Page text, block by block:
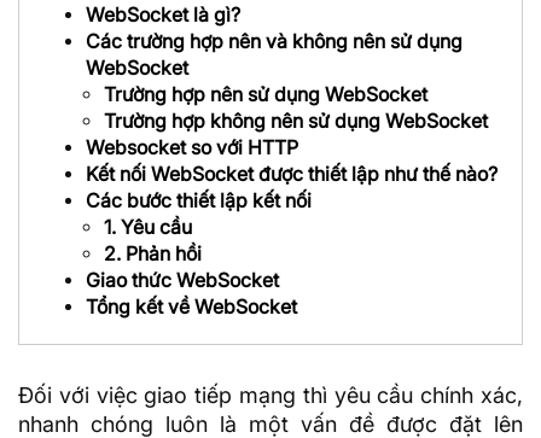
WebSocket là gì?
Các trường hợp nên và không nên sử dụng
WebSocket
Trường hợp nên sử dụng WebSocket
Trường hợp không nên sử dụng WebSocket
Websocket so với HTTP
Kết nối WebSocket được thiết lập như thế nào?
Các bước thiết lập kết nối
1. Yêu cầu
2. Phản hồi
Giao thức WebSocket
Tổng kết về WebSocket
Đối với việc giao tiếp mạng thì yêu cầu chính xác,
nhanh chóng luôn là một vấn đề được đặt lên